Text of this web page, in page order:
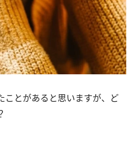
ことがあると思いますが、ど